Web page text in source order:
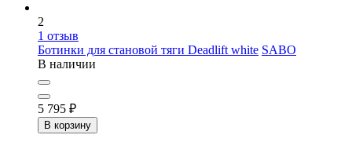
2
1 отзыв
Ботинки для становой тяги Deadlift white SABO
В наличии
5 795 ₽
В корзину